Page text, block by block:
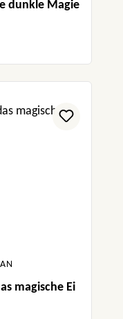
dunkle Magie
magische Ei